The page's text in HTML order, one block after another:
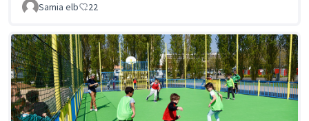
Samia elb 22